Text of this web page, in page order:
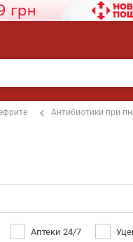
Антибиотики при
Аптеки 24/7